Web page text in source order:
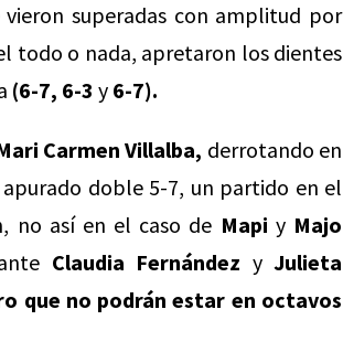
superadas con amplitud por
todo o nada, apretaron los dientes
(6-7, 6-3 y 6-7).
Carmen Villalba, derrotando en
doble 5-7, un partido en el
no así en el caso de Mapi y Majo
Claudia Fernández yJulieta
que no podrán estar en octavos